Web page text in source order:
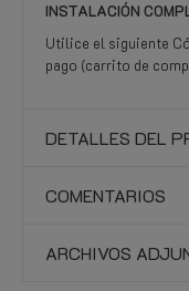
INSTALACIÓN
Utilice el siguiente
pago (carrito de
DETALLES DEL
COMENTARIOS
ARCHIVOS